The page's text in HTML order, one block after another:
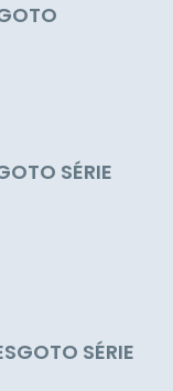
SÉRIE
SÉRIE